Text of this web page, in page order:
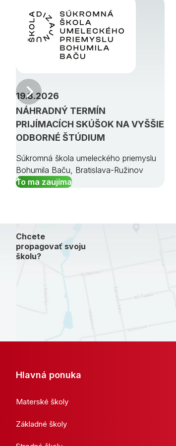
NÁHRADNÝ TERMÍN
PRIJÍMACÍCH SKÚŠOK NA VYŠŠIE
ODBORNÉ ŠTÚDIUM
19.8.2026
Súkromná škola umeleckého priemyslu
Bohumila Baču, Bratislava-Ružinov
To ma zaujíma
Predchádzajúci
Chcete
propagovať svoju
školu?
Hlavná ponuka
Materské školy
Základné školy